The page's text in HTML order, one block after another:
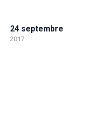
24 septembre
2017